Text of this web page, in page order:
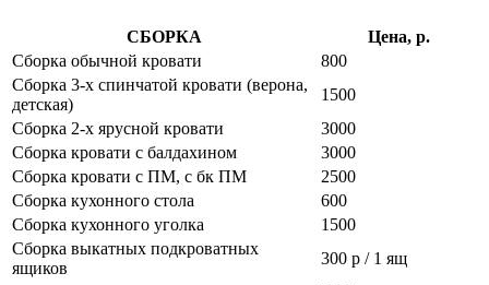
СБОРКА
Цена, р.
Сборка обычной кровати
800
Сборка 3-х спинчатой кровати (верона,
детская)
1500
Сборка 2-х ярусной кровати
3000
Сборка кровати с балдахином
3000
Сборка кровати с ПМ, с бк ПМ
2500
Сборка кухонного стола
600
Сборка кухонного уголка
1500
Сборка выкатных подкроватных
ящиков
300 р / 1 ящ